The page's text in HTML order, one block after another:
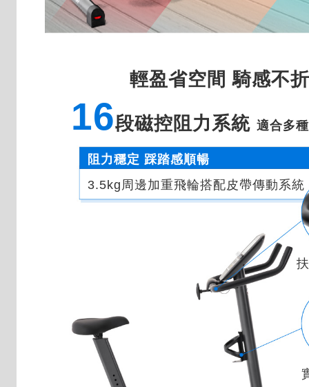
輕盈省空間 騎感不
16段磁控阻力系統適合多
阻力穩定 踩踏感順暢
3.5kg周邊加重飛輪搭配皮帶傳動系統